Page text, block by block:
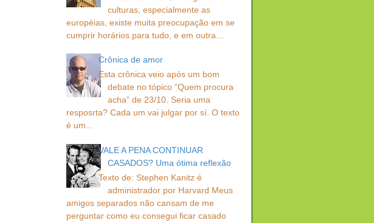
culturas, especialmente as
européias, existe muita preocupação em se
cumprir horários para tudo, e em outra...
Crônica de amor
Esta crônica veio após um bom
debate no tópico “Quem procura
acha” de 23/10. Seria uma
resposrta? Cada um vai julgar por sí. O texto
é um...
VALE A PENA CONTINUAR
CASADOS? Uma ótima reflexão
Texto de: Stephen Kanitz é
administrador por Harvard Meus
amigos separados não cansam de me
perguntar como eu consegui ficar casado